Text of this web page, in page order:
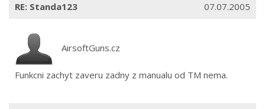
07.07.2005
RE: Standa123
AirsoftGuns.cz
Funkcni zachyt zaveru zadny z manualu od TM nema.